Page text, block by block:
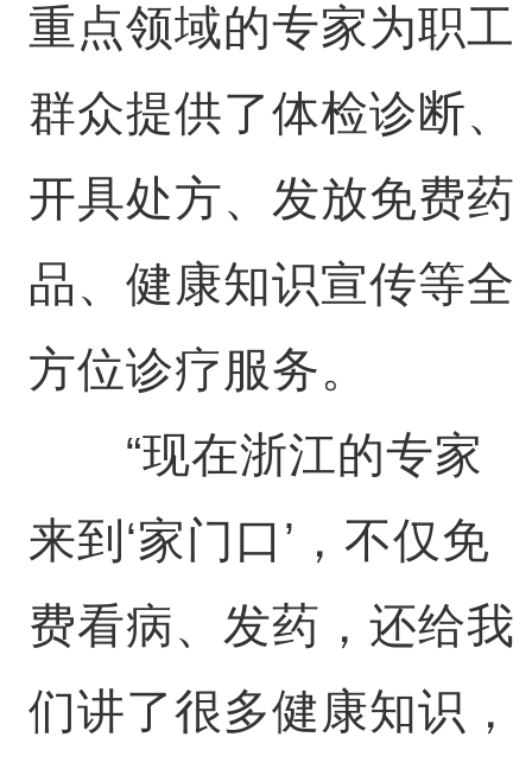
重点领域的专家为职工
群众提供了体检诊断、
开具处方、发放免费药
品、健康知识宣传等全
方位诊疗服务。
“现在浙江的专家
来到‘家门口’，不仅免
费看病、发药，还给我
们讲了很多健康知识，